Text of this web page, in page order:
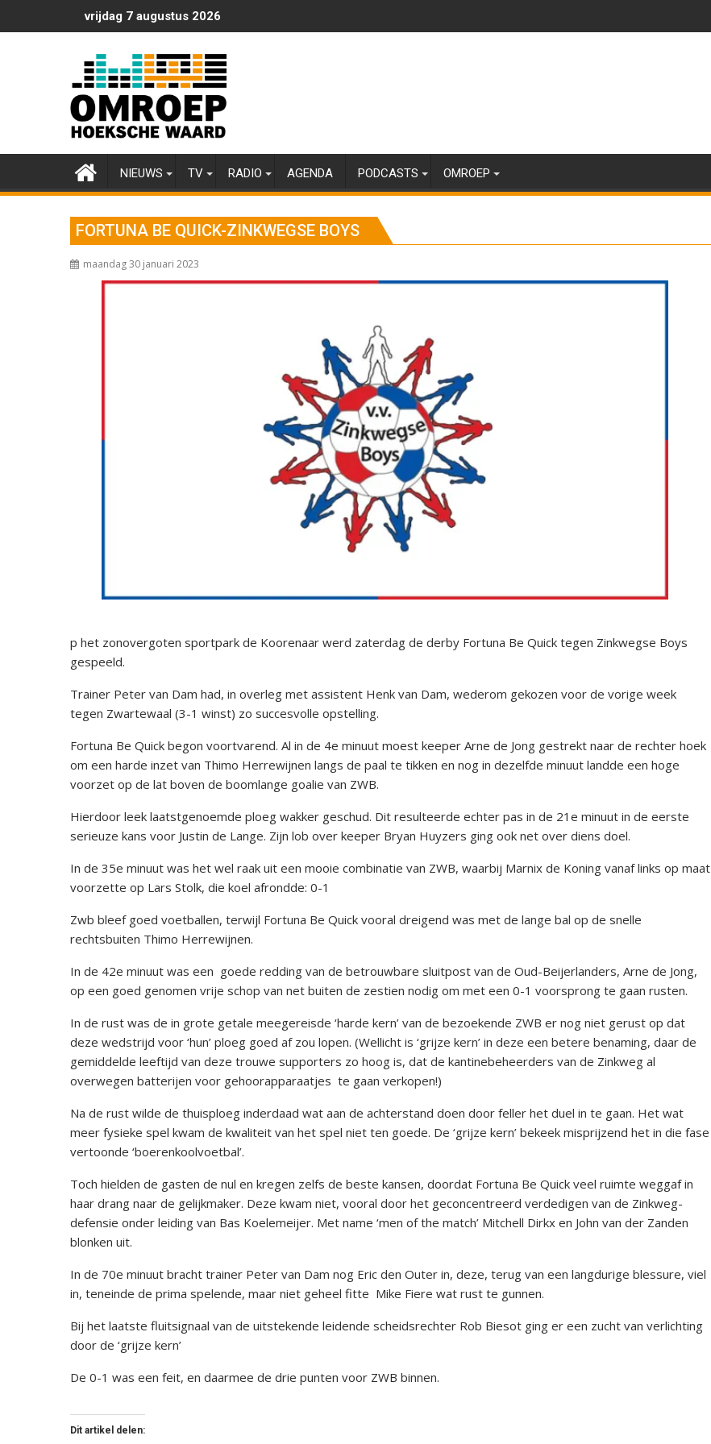
naar
vrijdag 7 augustus 2026
NIEUWS TV RADIO AGENDA PODCASTS OMROEP
FORTUNA BE QUICK-ZINKWEGSE BOYS
maandag 30 januari 2023
p het zonovergoten sportpark de Koorenaar werd zaterdag de derby Fortuna Be Quick tegen Zinkwegse Boys
gespeeld.
Trainer Peter van Dam had, in overleg met assistent Henk van Dam, wederom gekozen voor de vorige week
tegen Zwartewaal (3-1 winst) zo succesvolle opstelling.
Fortuna Be Quick begon voortvarend. Al in de 4e minuut moest keeper Arne de Jong gestrekt naar de rechter hoek
om een harde inzet van Thimo Herrewijnen langs de paal te tikken en nog in dezelfde minuut landde een hoge
voorzet op de lat boven de boomlange goalie van ZWB.
Hierdoor leek laatstgenoemde ploeg wakker geschud. Dit resulteerde echter pas in de 21e minuut in de eerste
serieuze kans voor Justin de Lange. Zijn lob over keeper Bryan Huyzers ging ook net over diens doel.
In de 35e minuut was het wel raak uit een mooie combinatie van ZWB, waarbij Marnix de Koning vanaf links op maat
voorzette op Lars Stolk, die koel afrondde: 0-1
Zwb bleef goed voetballen, terwijl Fortuna Be Quick vooral dreigend was met de lange bal op de snelle
rechtsbuiten Thimo Herrewijnen.
In de 42e minuut was een goede redding van de betrouwbare sluitpost van de Oud-Beijerlanders, Arne de Jong,
op een goed genomen vrije schop van net buiten de zestien nodig om met een 0-1 voorsprong te gaan rusten.
In de rust was de in grote getale meegereisde ‘harde kern’ van de bezoekende ZWB er nog niet gerust op dat
deze wedstrijd voor ‘hun’ ploeg goed af zou lopen. (Wellicht is ‘grijze kern’ in deze een betere benaming, daar de
gemiddelde leeftijd van deze trouwe supporters zo hoog is, dat de kantinebeheerders van de Zinkweg al
overwegen batterijen voor gehoorapparaatjes te gaan verkopen!)
Na de rust wilde de thuisploeg inderdaad wat aan de achterstand doen door feller het duel in te gaan. Het wat
meer fysieke spel kwam de kwaliteit van het spel niet ten goede. De ‘grijze kern’ bekeek misprijzend het in die fase
vertoonde ‘boerenkoolvoetbal’.
Toch hielden de gasten de nul en kregen zelfs de beste kansen, doordat Fortuna Be Quick veel ruimte weggaf in
haar drang naar de gelijkmaker. Deze kwam niet, vooral door het geconcentreerd verdedigen van de Zinkweg-
defensie onder leiding van Bas Koelemeijer. Met name ‘men of the match’ Mitchell Dirkx en John van der Zanden
blonken uit.
In de 70e minuut bracht trainer Peter van Dam nog Eric den Outer in, deze, terug van een langdurige blessure, viel
in, teneinde de prima spelende, maar niet geheel fitte Mike Fiere wat rust te gunnen.
Bij het laatste fluitsignaal van de uitstekende leidende scheidsrechter Rob Biesot ging er een zucht van verlichting
door de ‘grijze kern’
De 0-1 was een feit, en daarmee de drie punten voor ZWB binnen.
Dit artikel delen: